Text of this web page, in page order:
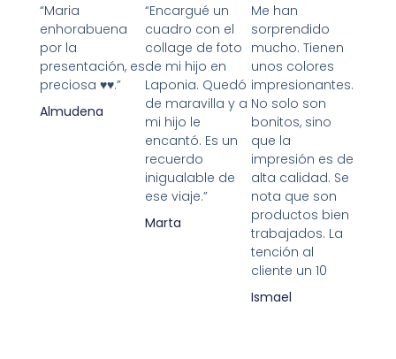
“Maria
enhorabuena
por la
presentación, es
preciosa ♥️♥️.”
Almudena
“Encargué un
cuadro con el
collage de foto
de mi hijo en
Laponia. Quedó
de maravilla y a
mi hijo le
encantó. Es un
recuerdo
inigualable de
ese viaje.”
Marta
Me han
sorprendido
mucho. Tienen
unos colores
impresionantes.
No solo son
bonitos, sino
que la
impresión es de
alta calidad. Se
nota que son
productos bien
trabajados. La
tención al
cliente un 10
Ismael